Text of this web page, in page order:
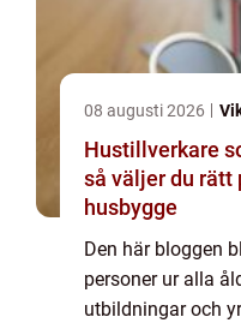
08 augusti 2026
Hustillverkare
så väljer du rätt
husbygge
Den här bloggen
personer ur alla
utbildningar och